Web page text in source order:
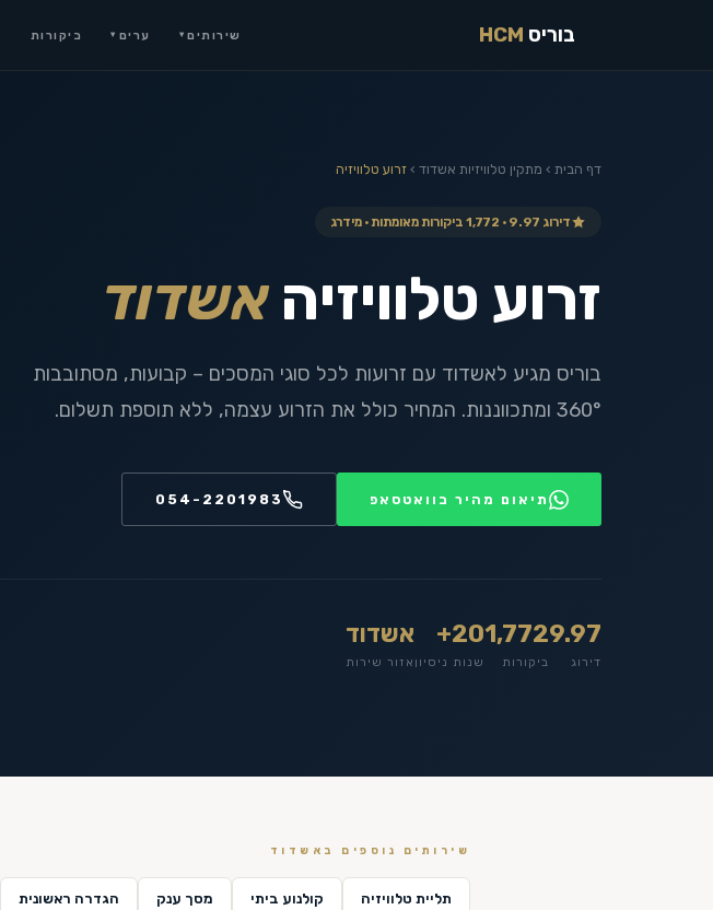
שירותים ▾ ערים ▾ ביקורות בוריס HCM
דף הבית › מתקין טלוויזיות אשדוד › זרוע טלוויזיה
דירוג 9.97 · 1,772 ביקורות מאומתות · מידרג
זרוע טלוויזיה אשדוד
בוריס מגיע לאשדוד עם זרועות לכל סוגי המסכים – קבועות, מסתובבות
360° ומתכווננות. המחיר כולל את הזרוע עצמה, ללא תוספת תשלום.
תיאום מהיר בוואטסאפ 054-2201983
9.97
דירוג
1,772
ביקורות
20+
שנות ניסיון
אשדוד
אזור שירות
שירותים נוספים ב אשדוד
תליית טלוויזיה קולנוע ביתי מסך ענק הגדרה ראשונית